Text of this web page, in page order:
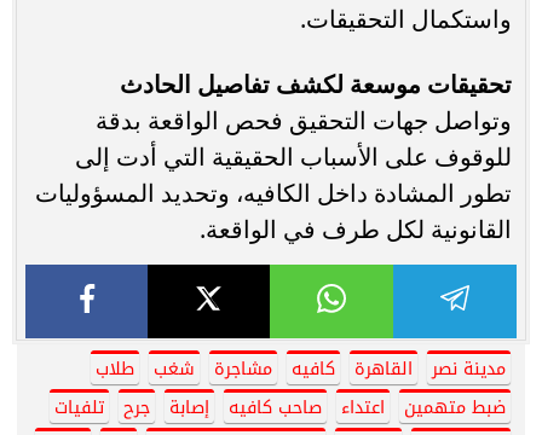
واستكمال التحقيقات.
تحقيقات موسعة لكشف تفاصيل الحادث
وتواصل جهات التحقيق فحص الواقعة بدقة
للوقوف على الأسباب الحقيقية التي أدت إلى
تطور المشادة داخل الكافيه، وتحديد المسؤوليات
القانونية لكل طرف في الواقعة.
مدينة نصر القاهرة كافيه مشاجرة شغب
طلاب
ضبط متهمين
اعتداء صاحب كافيه إصابة جرح
تلفيات